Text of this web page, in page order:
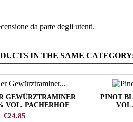
da parte degli utenti.
IN THE SAME
GEWÜRZTRAMINER
VOL. PACHERHOF
WINERY
Price
€24.85
PINOT